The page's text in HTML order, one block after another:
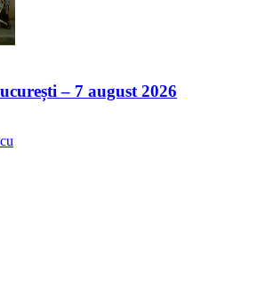
– 7 august 2026